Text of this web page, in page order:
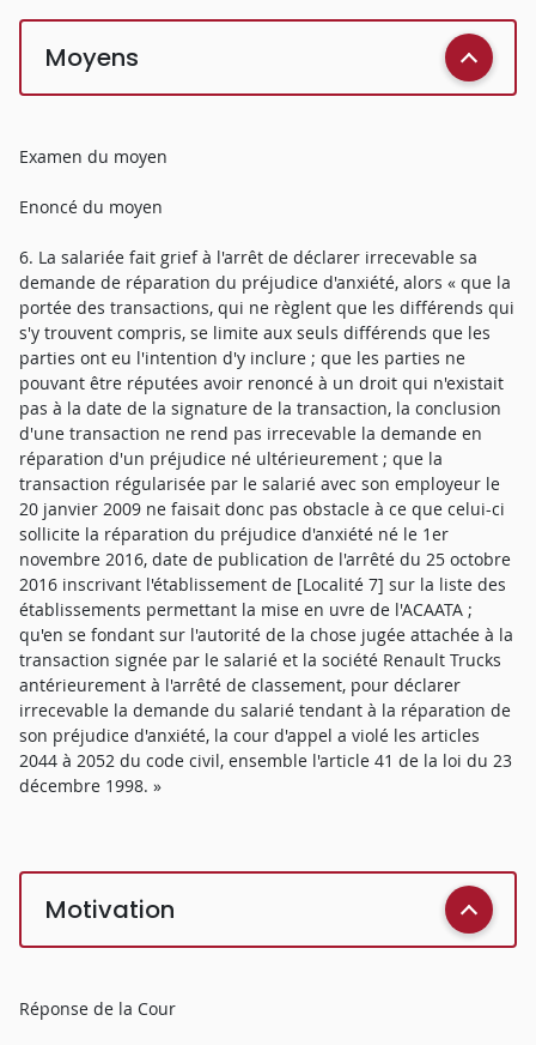
Moyens
Examen du moyen
Enoncé du moyen
6. La salariée fait grief à l'arrêt de déclarer irrecevable sa
demande de réparation du préjudice d'anxiété, alors « que la
portée des transactions, qui ne règlent que les différends qui
s'y trouvent compris, se limite aux seuls différends que les
parties ont eu l'intention d'y inclure ; que les parties ne
pouvant être réputées avoir renoncé à un droit qui n'existait
pas à la date de la signature de la transaction, la conclusion
d'une transaction ne rend pas irrecevable la demande en
réparation d'un préjudice né ultérieurement ; que la
transaction régularisée par le salarié avec son employeur le
20 janvier 2009 ne faisait donc pas obstacle à ce que celui-ci
sollicite la réparation du préjudice d'anxiété né le 1er
novembre 2016, date de publication de l'arrêté du 25 octobre
2016 inscrivant l'établissement de [Localité 7] sur la liste des
établissements permettant la mise en uvre de l'ACAATA ;
qu'en se fondant sur l'autorité de la chose jugée attachée à la
transaction signée par le salarié et la société Renault Trucks
antérieurement à l'arrêté de classement, pour déclarer
irrecevable la demande du salarié tendant à la réparation de
son préjudice d'anxiété, la cour d'appel a violé les articles
2044 à 2052 du code civil, ensemble l'article 41 de la loi du 23
décembre 1998. »
Motivation
Réponse de la Cour